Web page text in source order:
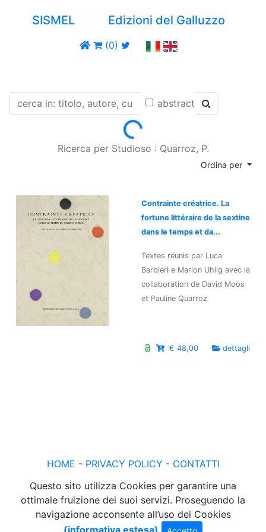
SISMEL Edizioni del Galluzzo
(0)
abstract
Loading...
Ricerca per Studioso : Quarroz, P.
Ordina per
Contrainte créatrice. La
fortune littéraire de la sextine
dans le temps et da...
Textes réunis par Luca
Barbieri e Marion Uhlig avec la
collaboration de David Moos
et Pauline Quarroz
€ 48,00 dettagli
HOME - PRIVACY POLICY - CONTATTI
Questo sito utilizza Cookies per garantire una
ottimale fruizione dei suoi servizi. Proseguendo la
navigazione acconsente all’uso dei Cookies
(informativa estesa)